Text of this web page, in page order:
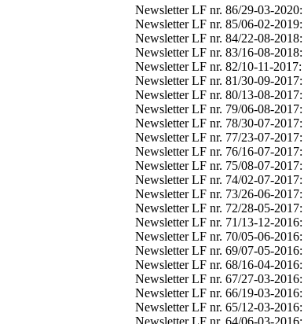
Newsletter LF nr. 86/29-03-2020:
Newsletter LF nr. 85/06-02-2019:
Newsletter LF nr. 84/22-08-2018:
Newsletter LF nr. 83/16-08-2018:
Newsletter LF nr. 82/10-11-2017:
Newsletter LF nr. 81/30-09-2017:
Newsletter LF nr. 80/13-08-2017:
Newsletter LF nr. 79/06-08-2017:
Newsletter LF nr. 78/30-07-2017:
Newsletter LF nr. 77/23-07-2017:
Newsletter LF nr. 76/16-07-2017:
Newsletter LF nr. 75/08-07-2017:
Newsletter LF nr. 74/02-07-2017:
Newsletter LF nr. 73/26-06-2017:
Newsletter LF nr. 72/28-05-2017:
Newsletter LF nr. 71/13-12-2016:
Newsletter LF nr. 70/05-06-2016:
Newsletter LF nr. 69/07-05-2016:
Newsletter LF nr. 68/16-04-2016:
Newsletter LF nr. 67/27-03-2016:
Newsletter LF nr. 66/19-03-2016:
Newsletter LF nr. 65/12-03-2016:
Newsletter LF nr. 64/06-03-2016: